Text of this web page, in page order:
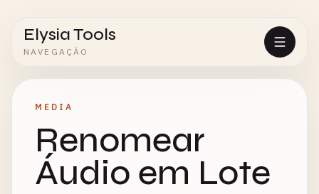
Elysia Tools
NAVEGAÇÃO
MEDIA
Renomear
Áudio em Lote